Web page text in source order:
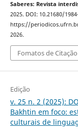
Saberes: Revista
2025. DOI: 10.21680/
https://
2026.
Fomatos de Citação
Edição
v. 25 n. 2 (2025):
Bakhtin em foco:
culturais de